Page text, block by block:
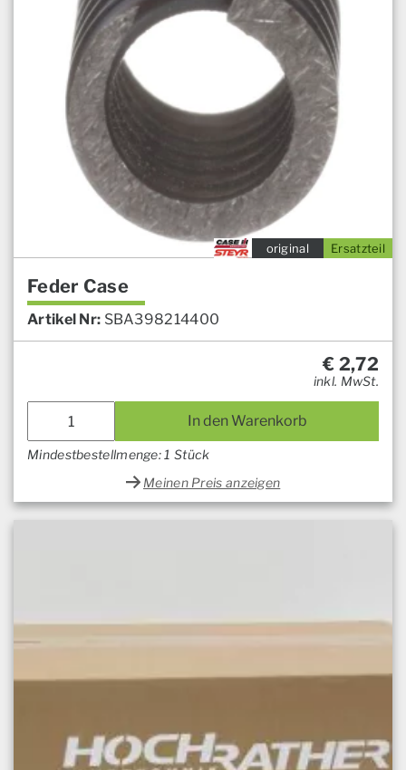
Ersatzteil
original
Feder Case
Artikel Nr: SBA398214400
€ 2,72
inkl. MwSt.
In den Warenkorb
Mindestbestellmenge: 1 Stück
Meinen Preis anzeigen